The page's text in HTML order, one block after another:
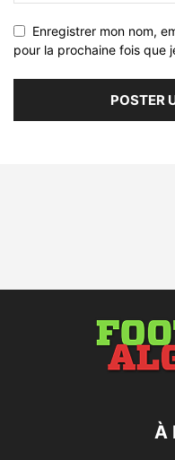
Enregistrer mon nom,
pour la prochaine fois que
À